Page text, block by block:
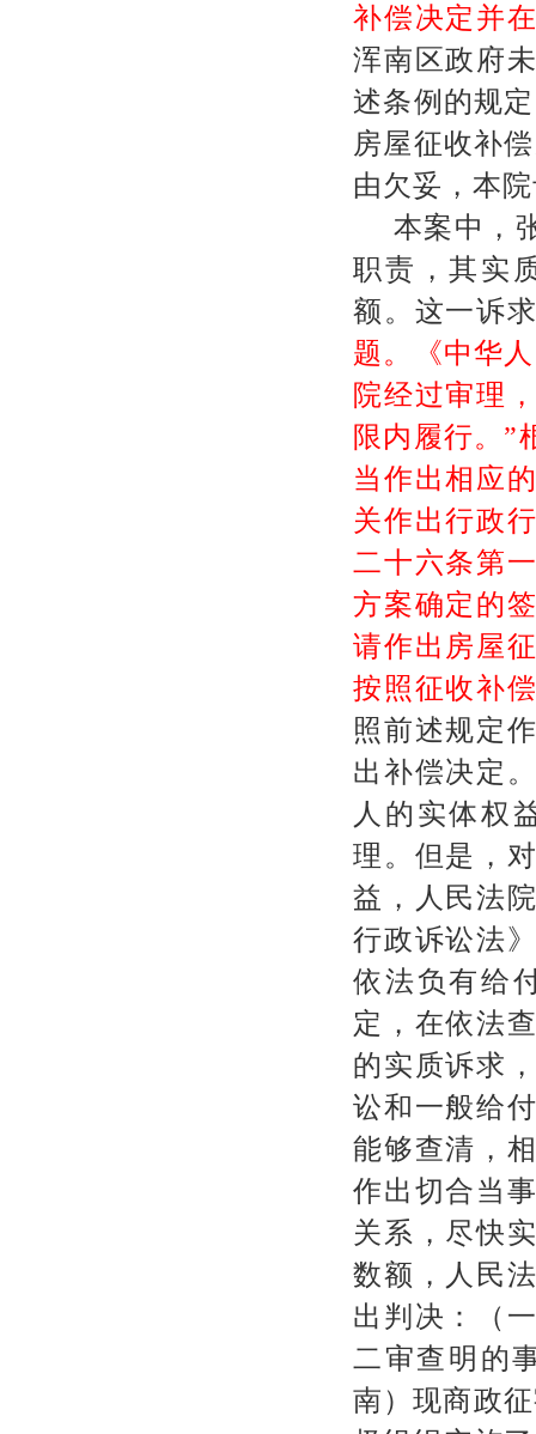
补偿决定并
浑南区政府
述条例的规
房屋征收补
由欠妥，本
本案中，
职责，其实
额。这一诉
题。《中华
院经过审理
限内履行。 ”
当作出相应
关作出行政
二十六条第
方案确定的
请作出房屋
按照征收补
照前述规定
出补偿决定
人的实体权
理。但是，
益，人民法
行政诉讼法
依法负有给
定，在依法
的实质诉求
讼和一般给
能够查清，
作出切合当
关系，尽快
数额，人民
出判决：（
二审查明的
南）现商政